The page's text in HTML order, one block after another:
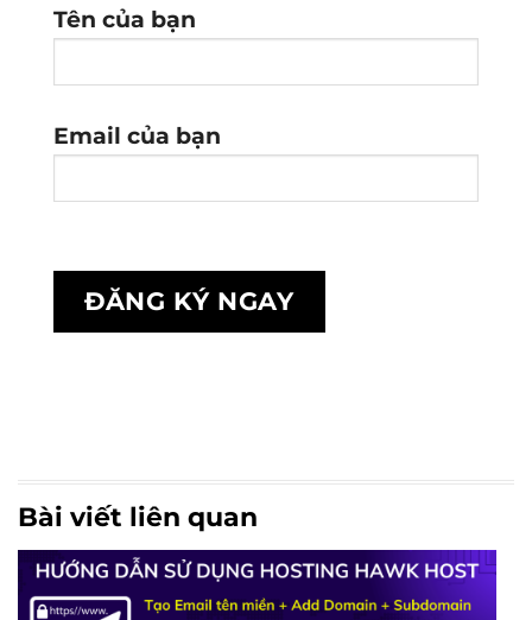
Tên của bạn
Email của bạn
Bài viết liên quan